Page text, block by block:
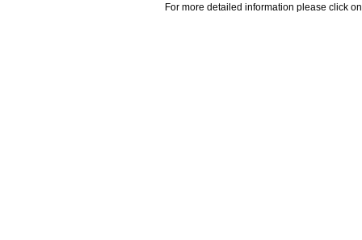
For more detailed information please click